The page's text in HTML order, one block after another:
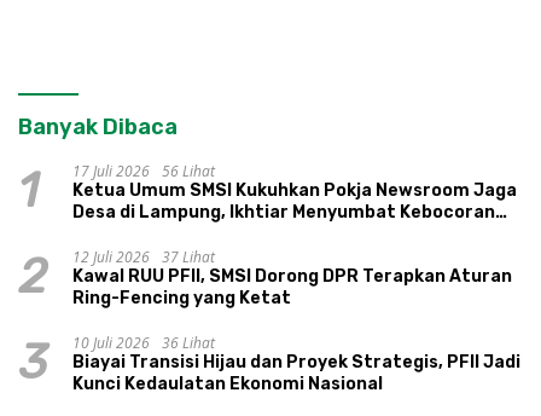
Banyak Dibaca
1 17 Juli 2026 56 Lihat
Ketua Umum SMSI Kukuhkan Pokja Newsroom Jaga
Desa di Lampung, Ikhtiar Menyumbat Kebocoran
2 12 Juli 2026 37 Lihat
Kawal RUU PFII, SMSI Dorong DPR Terapkan Aturan
Ring-Fencing yang Ketat
3 10 Juli 2026 36 Lihat
Biayai Transisi Hijau dan Proyek Strategis, PFII Jadi
Kunci Kedaulatan Ekonomi Nasional